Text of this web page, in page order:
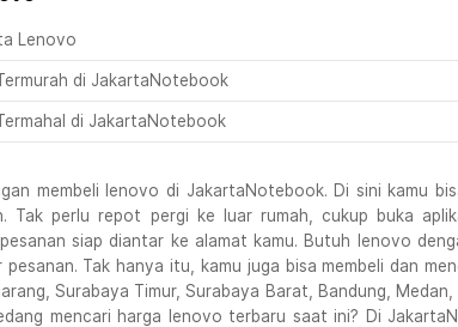
Lenovo
di JakartaNotebook
di JakartaNotebook
membeli lenovo di JakartaNotebook. Di sini kamu
Tak perlu repot pergi ke luar rumah, cukup buka
siap diantar ke alamat kamu. Butuh lenovo
pesanan. Tak hanya itu, kamu juga bisa membeli dan
Surabaya Timur, Surabaya Barat, Bandung,
mencari harga lenovo terbaru saat ini? Di